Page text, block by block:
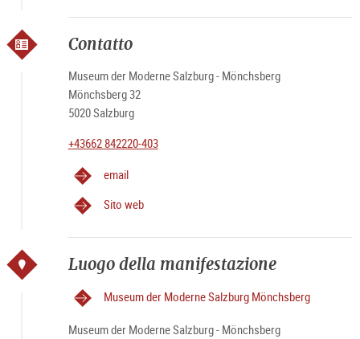
Contatto
Museum der Moderne Salzburg - Mönchsberg
Mönchsberg 32
5020 Salzburg
+43662 842220-403
email
Sito web
Luogo della manifestazione
Museum der Moderne Salzburg Mönchsberg
Museum der Moderne Salzburg - Mönchsberg